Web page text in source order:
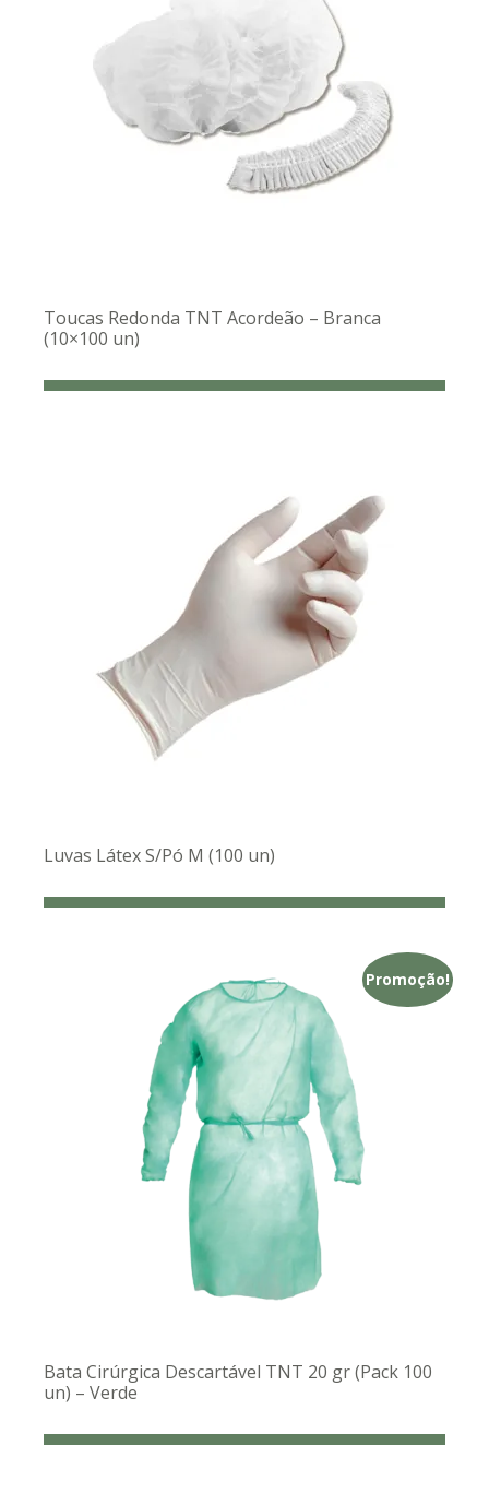
Toucas Redonda TNT Acordeão – Branca
(10×100 un)
Luvas Látex S/Pó M (100 un)
Promoção!
Bata Cirúrgica Descartável TNT 20 gr (Pack 100
un) – Verde